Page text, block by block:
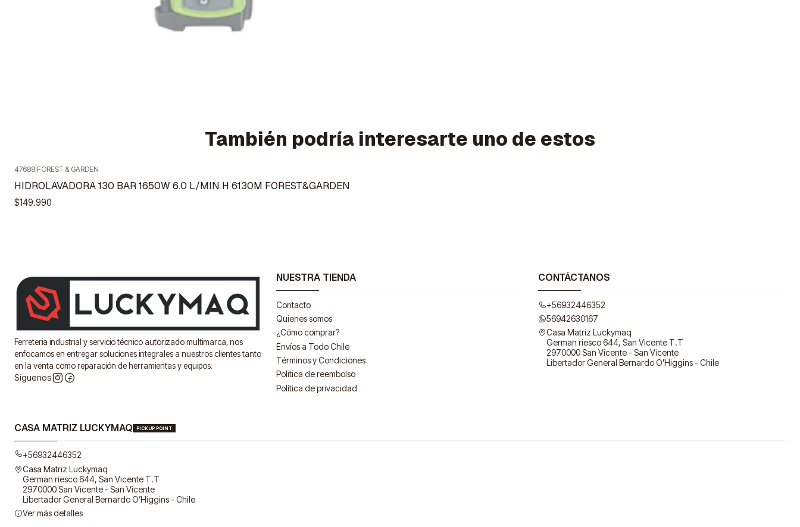
También podría interesarte uno de estos
Agotado
47688 FOREST & GARDEN
HIDROLAVADORA 130 BAR 1650W 6.0 L/MIN H 6130M FOREST&GARDEN
$149.990
Ferreteria industrial y servicio técnico autorizado multimarca, nos
enfocamos en entregar soluciones integrales a nuestros clientes tanto
en la venta como reparación de herramientas y equipos.
Síguenos
NUESTRA TIENDA
Contacto
Quienes somos
¿Cómo comprar?
Envíos a Todo Chile
Términos y Condiciones
Politica de reembolso
Política de privacidad
CONTÁCTANOS
+56932446352
56942630167
Casa Matriz Luckymaq
German riesco 644, San Vicente T.T
2970000 San Vicente - San Vicente
Libertador General Bernardo O’Higgins - Chile
CASA MATRIZ LUCKYMAQ PICKUP POINT
+56932446352
Casa Matriz Luckymaq
German riesco 644, San Vicente T.T
2970000 San Vicente - San Vicente
Libertador General Bernardo O’Higgins - Chile
Ver más detalles